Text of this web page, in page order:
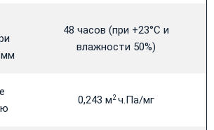
48 часов (при +23°С и
влажности 50%)
0,243 м2 ч.Па/мг